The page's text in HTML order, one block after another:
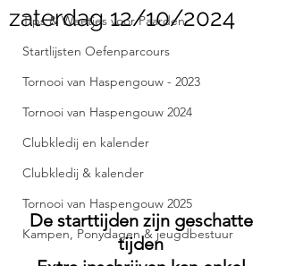
Tips & Weetjes voor Paarden
Startlijsten Oefenparcours
Tornooi van Haspengouw - 2023
Tornooi van Haspengouw 2024
Clubkledij en kalender
Clubkledij & kalender
Tornooi van Haspengouw 2025
Kampen, Ponydagen & jeugdbestuur
zaterdag 12/10/2024
De starttijden zijn geschatte
tijden